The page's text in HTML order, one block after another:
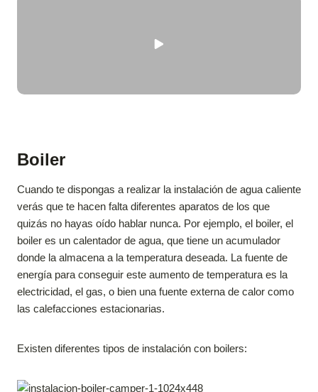
Boiler
Cuando te dispongas a realizar la instalación de agua caliente
verás que te hacen falta diferentes aparatos de los que
quizás no hayas oído hablar nunca. Por ejemplo, el boiler, el
boiler es un calentador de agua, que tiene un acumulador
donde la almacena a la temperatura deseada. La fuente de
energía para conseguir este aumento de temperatura es la
electricidad, el gas, o bien una fuente externa de calor como
las calefacciones estacionarias.
Existen diferentes tipos de instalación con boilers: